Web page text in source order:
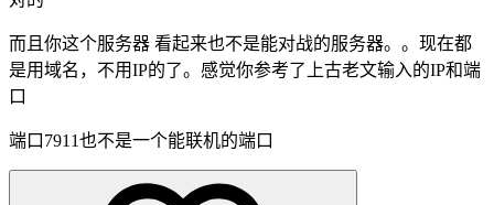
而且你这个服务器 看起来也不是能对战的服务器。。现在都
是用域名，不用IP的了。感觉你参考了上古老文输入的IP和端
口
端口7911也不是一个能联机的端口